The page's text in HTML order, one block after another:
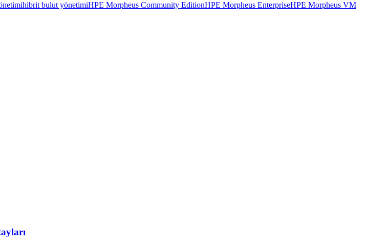
hibrit bulut yönetimiHPE Morpheus Community EditionHPE Morpheus EnterpriseHPE Morpheus VM